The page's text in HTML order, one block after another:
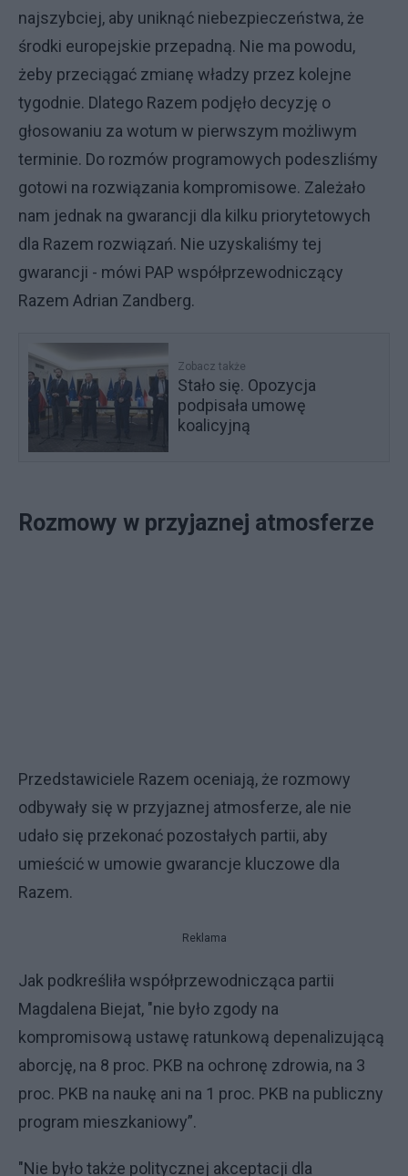
najszybciej, aby uniknąć niebezpieczeństwa, że
środki europejskie przepadną. Nie ma powodu,
żeby przeciągać zmianę władzy przez kolejne
tygodnie. Dlatego Razem podjęło decyzję o
głosowaniu za wotum w pierwszym możliwym
terminie. Do rozmów programowych podeszliśmy
gotowi na rozwiązania kompromisowe. Zależało
nam jednak na gwarancji dla kilku priorytetowych
dla Razem rozwiązań. Nie uzyskaliśmy tej
gwarancji - mówi PAP współprzewodniczący
Razem Adrian Zandberg.
Zobacz także
Stało się. Opozycja
podpisała umowę
koalicyjną
Rozmowy w przyjaznej atmosferze
Przedstawiciele Razem oceniają, że rozmowy
odbywały się w przyjaznej atmosferze, ale nie
udało się przekonać pozostałych partii, aby
umieścić w umowie gwarancje kluczowe dla
Razem.
Reklama
Jak podkreśliła współprzewodnicząca partii
Magdalena Biejat, "nie było zgody na
kompromisową ustawę ratunkową depenalizującą
aborcję, na 8 proc. PKB na ochronę zdrowia, na 3
proc. PKB na naukę ani na 1 proc. PKB na publiczny
program mieszkaniowy”.
"Nie było także politycznej akceptacji dla